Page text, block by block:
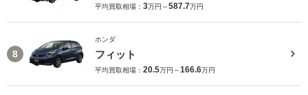
平均買取相場： 3万円～587.7万円
8
ホンダ
フィット
平均買取相場： 20.5万円～166.6万円